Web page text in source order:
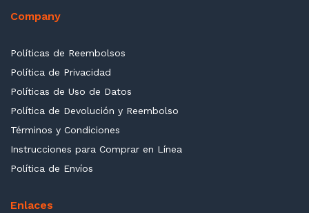
Company
Políticas de Reembolsos
Política de Privacidad
Políticas de Uso de Datos
Política de Devolución y Reembolso
Términos y Condiciones
Instrucciones para Comprar en Línea
Política de Envíos
Enlaces